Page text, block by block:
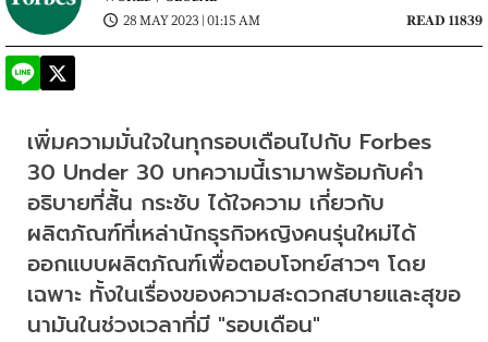
28 MAY 2023 | 01:15 AM
READ 11839
เพิ่มความมั่นใจในทุกรอบเดือนไปกับ Forbes
30 Under 30 บทความนี้เรามาพร้อมกับคำ
อธิบายที่สั้น กระชับ ได้ใจความ เกี่ยวกับ
ผลิตภัณฑ์ที่เหล่านักธุรกิจหญิงคนรุ่นใหม่ได้
ออกแบบผลิตภัณฑ์เพื่อตอบโจทย์สาวๆ โดย
เฉพาะ ทั้งในเรื่องของความสะดวกสบายและสุขอ
นามันในช่วงเวลาที่มี "รอบเดือน"